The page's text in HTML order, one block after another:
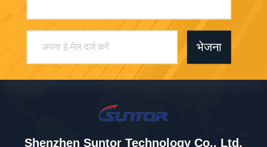
भेजना
Shenzhen Suntor Technology Co., Ltd.